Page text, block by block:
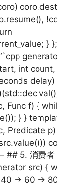
}
int count,
Func f) {
} }
Predicate
## 5. 消费者
src) {
-> 60 ->